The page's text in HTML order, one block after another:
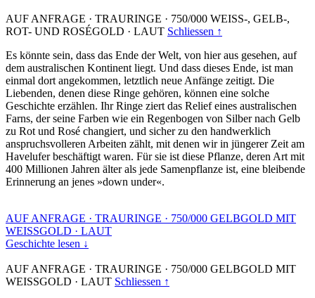
AUF ANFRAGE · TRAURINGE · 750/000 WEISS-, GELB-,
ROT- UND ROSÉGOLD · LAUT Schliessen ↑
Es könnte sein, dass das Ende der Welt, von hier aus gesehen, auf
dem australischen Kontinent liegt. Und dass dieses Ende, ist man
einmal dort angekommen, letztlich neue Anfänge zeitigt. Die
Liebenden, denen diese Ringe gehören, können eine solche
Geschichte erzählen. Ihr Ringe ziert das Relief eines australischen
Farns, der seine Farben wie ein Regenbogen von Silber nach Gelb
zu Rot und Rosé changiert, und sicher zu den handwerklich
anspruchsvolleren Arbeiten zählt, mit denen wir in jüngerer Zeit am
Havelufer beschäftigt waren. Für sie ist diese Pflanze, deren Art mit
400 Millionen Jahren älter als jede Samenpflanze ist, eine bleibende
Erinnerung an jenes »down under«.
AUF ANFRAGE · TRAURINGE · 750/000 GELBGOLD MIT
WEISSGOLD · LAUT
Geschichte lesen ↓
AUF ANFRAGE · TRAURINGE · 750/000 GELBGOLD MIT
WEISSGOLD · LAUT Schliessen ↑